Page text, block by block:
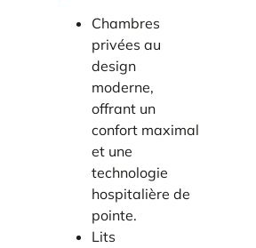
Chambres
privées au
design
moderne,
offrant un
confort maximal
et une
technologie
hospitalière de
pointe.
Lits